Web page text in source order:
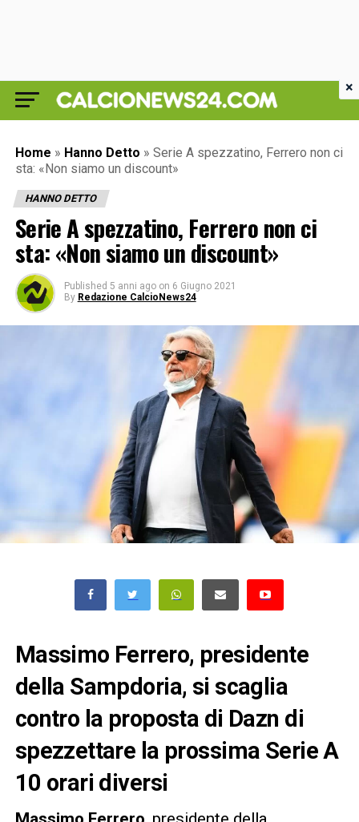
Home » Hanno Detto » Serie A spezzatino, Ferrero non ci
sta: «Non siamo un discount»
HANNO DETTO
Serie A spezzatino, Ferrero non ci
sta: «Non siamo un discount»
Published 5 anni ago on 6 Giugno 2021
By Redazione CalcioNews24
Massimo Ferrero, presidente
della Sampdoria, si scaglia
contro la proposta di Dazn di
spezzettare la prossima Serie A
10 orari diversi
×